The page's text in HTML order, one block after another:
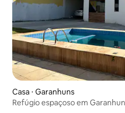
Casa ⋅ Garanhuns
Refúgio espaçoso em